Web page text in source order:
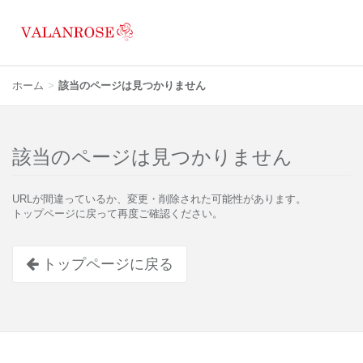
ホーム 該当のページは見つかりません
該当のページは見つかりません
URLが間違っているか、変更・削除された可能性があります。
トップページに戻って再度ご確認ください。
トップページに戻る